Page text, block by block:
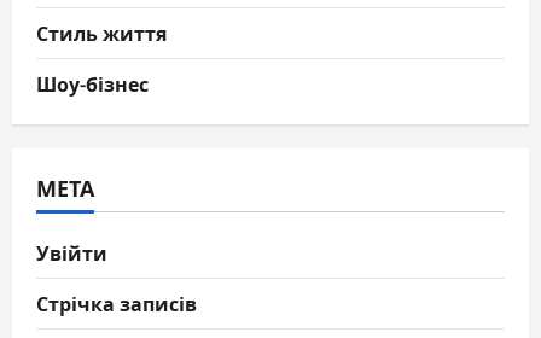
Стиль життя
Шоу-бізнес
МЕТА
Увійти
Стрічка записів